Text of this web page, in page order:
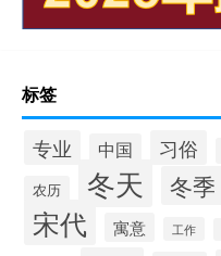
标签
专业 中国 习俗
农历 冬天 冬季
宋代 寓意 工作